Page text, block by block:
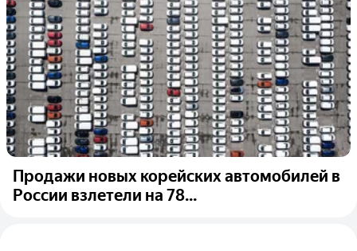
Продажи новых корейских автомобилей в
России взлетели на 78...